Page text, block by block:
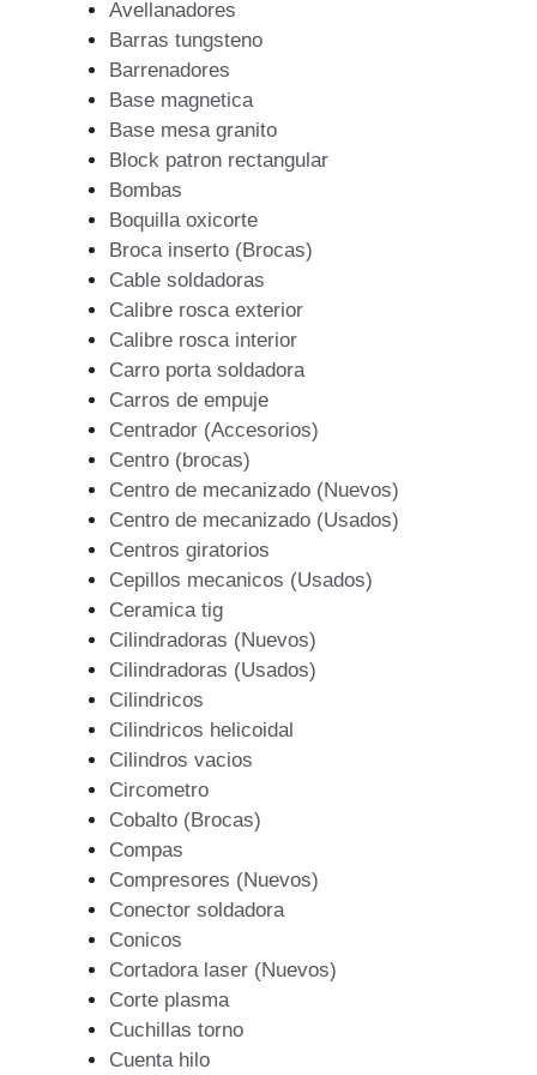
Avellanadores
Barras tungsteno
Barrenadores
Base magnetica
Base mesa granito
Block patron rectangular
Bombas
Boquilla oxicorte
Broca inserto (Brocas)
Cable soldadoras
Calibre rosca exterior
Calibre rosca interior
Carro porta soldadora
Carros de empuje
Centrador (Accesorios)
Centro (brocas)
Centro de mecanizado (Nuevos)
Centro de mecanizado (Usados)
Centros giratorios
Cepillos mecanicos (Usados)
Ceramica tig
Cilindradoras (Nuevos)
Cilindradoras (Usados)
Cilindricos
Cilindricos helicoidal
Cilindros vacios
Circometro
Cobalto (Brocas)
Compas
Compresores (Nuevos)
Conector soldadora
Conicos
Cortadora laser (Nuevos)
Corte plasma
Cuchillas torno
Cuenta hilo